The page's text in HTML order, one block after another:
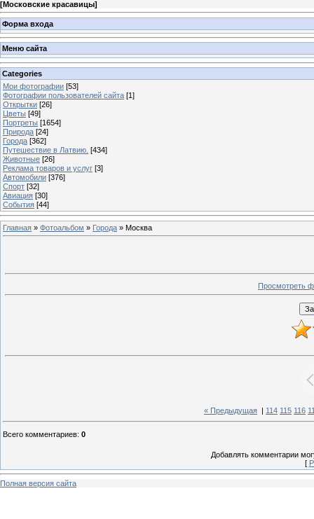
[Московские красавицы]
Форма входа
Меню сайта
Categories
Мои фотографии [53]
Фотографии пользователей сайта [1]
Открытки [26]
Цветы [49]
Портреты [1654]
Природа [24]
Города [362]
Путешествие в Латвию. [434]
Животные [26]
Реклама товаров и услуг [3]
Автомобили [376]
Спорт [32]
Авиация [30]
События [44]
Главная » Фотоальбом » Города » Москва
Просмотреть
« Предыдущая 114 115 116
Всего комментариев: 0
Добавлять комментарии
[
Полная версия сайта